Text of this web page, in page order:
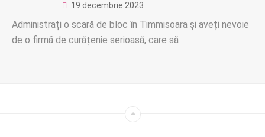
19 decembrie 2023
Administrați o scară de bloc în Timmisoara și aveți nevoie
de o firmă de curățenie serioasă, care să